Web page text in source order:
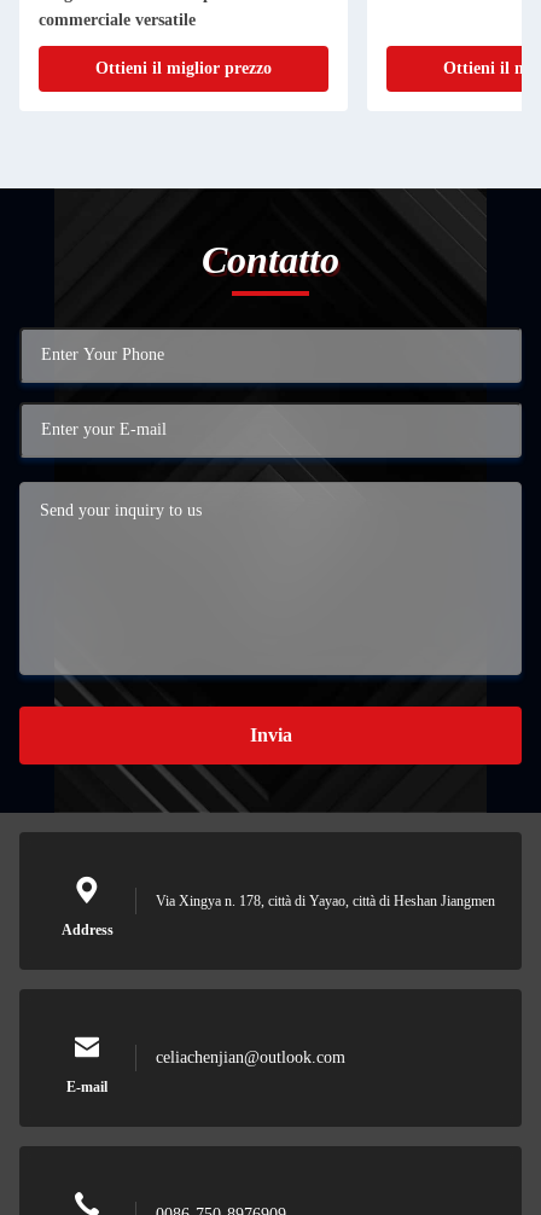
commerciale versatile
Ottieni il miglior prezzo Ottieni il
Contatto
Invia
Address
Via Xingya n. 178, città di Yayao, città di Heshan Jiangmen
E-mail
celiachenjian@outlook.com